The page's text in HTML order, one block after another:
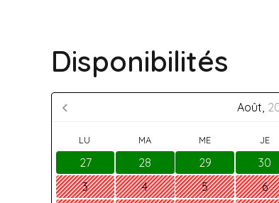
Disponibilités
Août,
LU MA ME JE
27 28 29 30
3
4 5 6